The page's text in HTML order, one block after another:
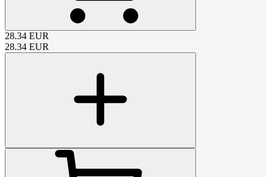
28.34 EUR
28.34 EUR